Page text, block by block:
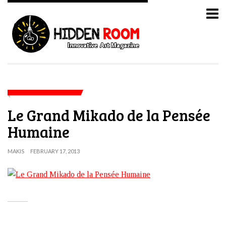
Le Grand Mikado de la Pensée
Humaine
MAKIS FEBRUARY 17, 2013